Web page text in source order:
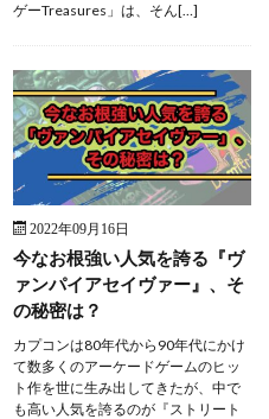
ゲーTreasures」は、そん[…]
2022年09月16日
今なお根強い人気を誇る『ヴ
ァンパイアセイヴァー』、そ
の秘密は？
カプコンは80年代から90年代にかけ
て数多くのアーケードゲームのヒッ
ト作を世に生み出してきたが、中で
も高い人気を誇るのが『ストリート